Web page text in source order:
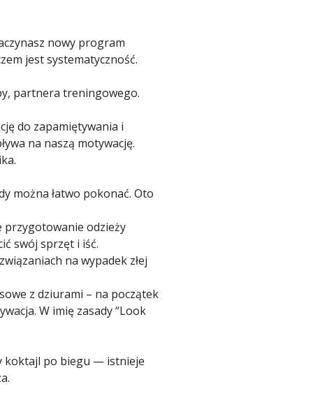
nowy program
jest systematyczność.
partnera treningowego.
do zapamiętywania i
na naszą motywację.
można łatwo pokonać. Oto
przygotowanie odzieży
swój sprzęt i iść.
na wypadek złej
z dziurami – na początek
W imię zasady “Look
koktajl po biegu — istnieje